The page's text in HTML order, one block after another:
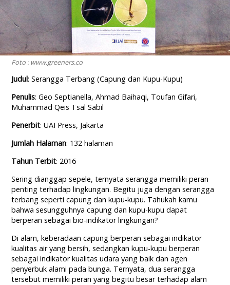
Foto : www.greeners.co
Judul: Serangga Terbang (Capung dan Kupu-Kupu)
Penulis: Geo Septianella, Ahmad Baihaqi, Toufan Gifari,
Muhammad Qeis Tsal Sabil
Penerbit: UAI Press, Jakarta
Jumlah Halaman: 132 halaman
Tahun Terbit: 2016
Sering dianggap sepele, ternyata serangga memiliki peran
penting terhadap lingkungan. Begitu juga dengan serangga
terbang seperti capung dan kupu-kupu. Tahukah kamu
bahwa sesungguhnya capung dan kupu-kupu dapat
berperan sebagai bio-indikator lingkungan?
Di alam, keberadaan capung berperan sebagai indikator
kualitas air yang bersih, sedangkan kupu-kupu berperan
sebagai indikator kualitas udara yang baik dan agen
penyerbuk alami pada bunga. Ternyata, dua serangga
tersebut memiliki peran yang begitu besar terhadap alam